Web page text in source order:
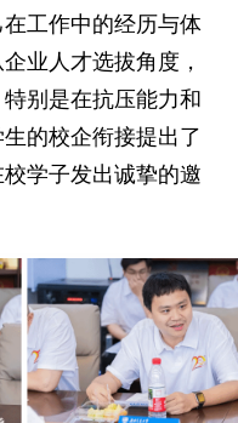
工作中的经历与体
业人才选拔角度，
别是在抗压能力和
的校企衔接提出了
学子发出诚挚的邀